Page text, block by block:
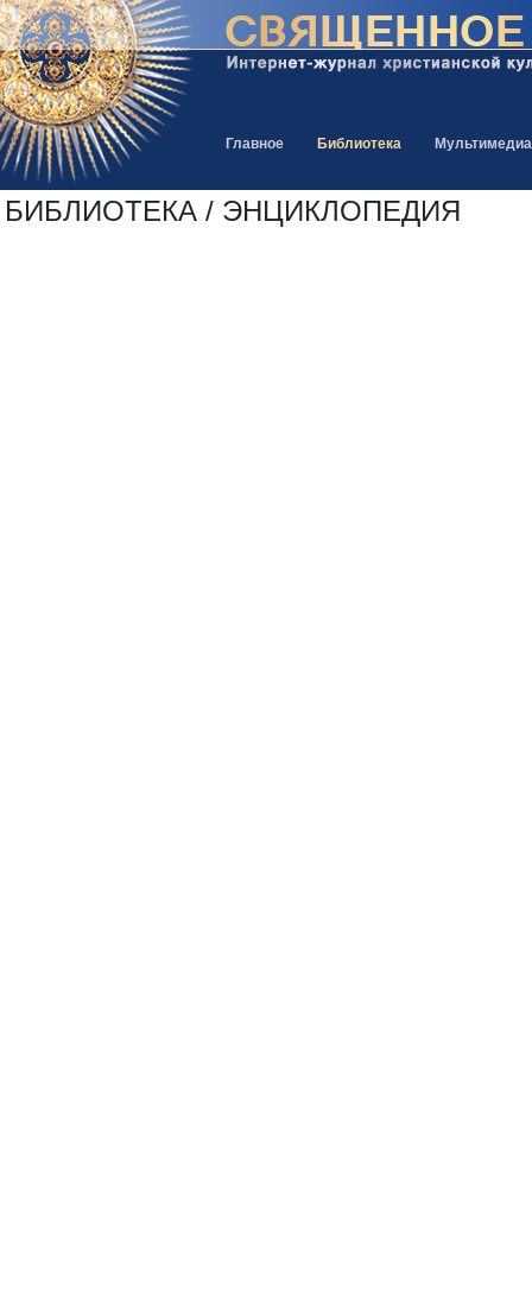
Главное Библиотека Мультимедиа
БИБЛИОТЕКА / ЭНЦИКЛОПЕДИЯ